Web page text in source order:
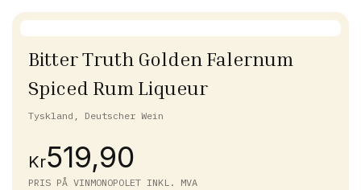
Bitter Truth Golden Falernum
Spiced Rum Liqueur
Tyskland, Deutscher Wein
Kr519,90
PRIS PÅ VINMONOPOLET INKL. MVA